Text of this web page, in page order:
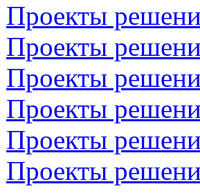
Проекты
Проекты
Проекты
Проекты
Проекты
Проекты